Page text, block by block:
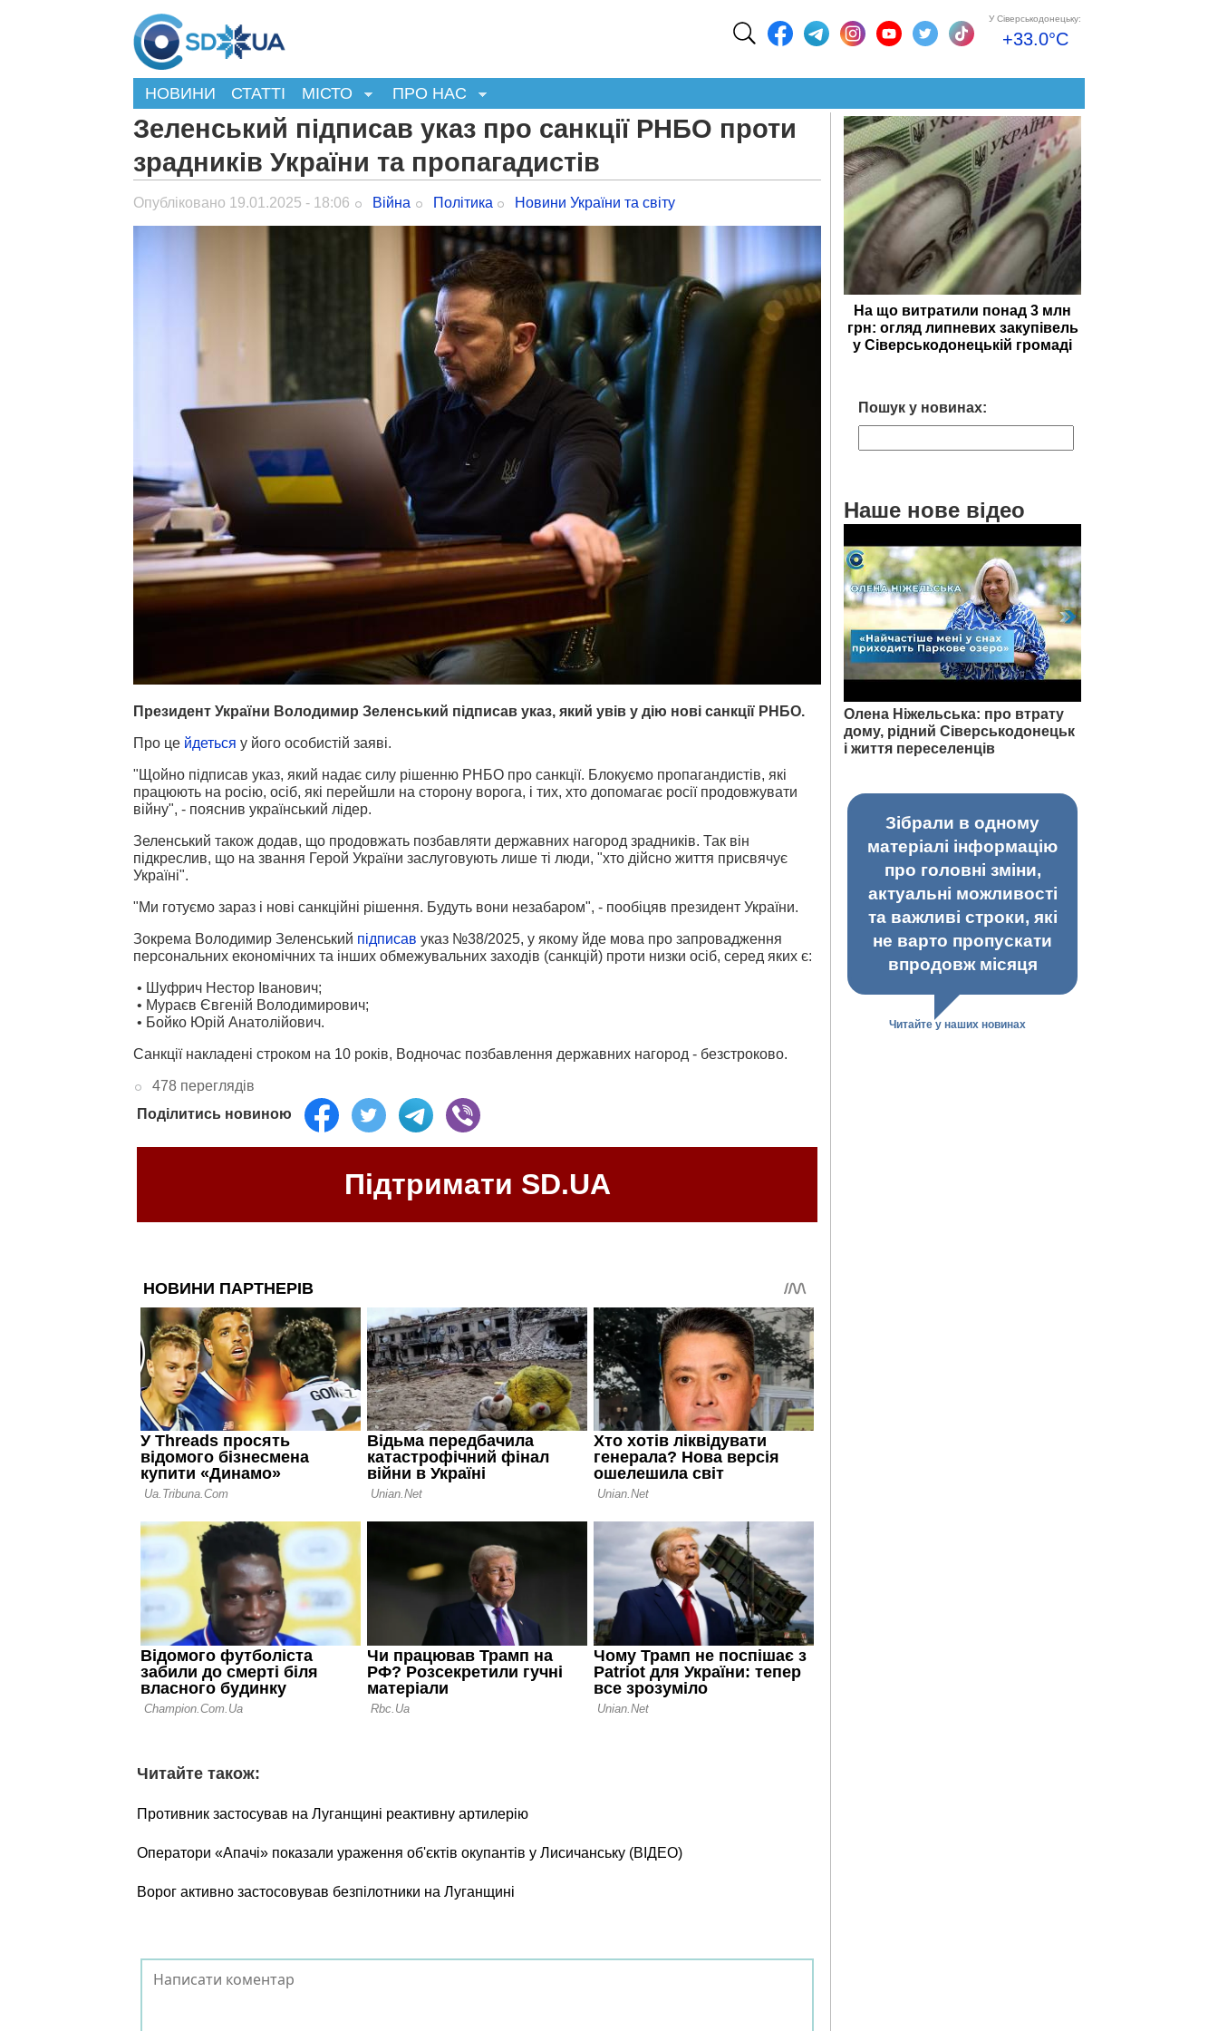
У Сіверськодонецьку:
+33.0°C
НОВИНИ СТАТТІ МІСТО ПРО НАС
Зеленський підписав указ про санкції РНБО проти
зрадників України та пропагадистів
Опубліковано 19.01.2025 - 18:06 Війна Політика Новини України та світу
Президент України Володимир Зеленський підписав указ, який увів у дію нові санкції РНБО.
Про це йдеться у його особистій заяві.
"Щойно підписав указ, який надає силу рішенню РНБО про санкції. Блокуємо пропагандистів, які
працюють на росію, осіб, які перейшли на сторону ворога, і тих, хто допомагає росії продовжувати
війну", - пояснив український лідер.
Зеленський також додав, що продовжать позбавляти державних нагород зрадників. Так він
підкреслив, що на звання Герой України заслуговують лише ті люди, "хто дійсно життя присвячує
Україні".
"Ми готуємо зараз і нові санкційні рішення. Будуть вони незабаром", - пообіцяв президент України.
Зокрема Володимир Зеленський підписав указ №38/2025, у якому йде мова про запровадження
персональних економічних та інших обмежувальних заходів (санкцій) проти низки осіб, серед яких є:
• Шуфрич Нестор Іванович;
• Мураєв Євгеній Володимирович;
• Бойко Юрій Анатолійович.
Санкції накладені строком на 10 років, Водночас позбавлення державних нагород - безстроково.
478 переглядів
Поділитись новиною
Підтримати SD.UA
Читайте також:
Противник застосував на Луганщині реактивну артилерію
Оператори «Апачі» показали ураження об'єктів окупантів у Лисичанську (ВІДЕО)
Ворог активно застосовував безпілотники на Луганщині
На що витратили понад 3 млн
грн: огляд липневих закупівель
у Сіверськодонецькій громаді
Пошук у новинах:
Наше нове відео
Олена Ніжельська: про втрату
дому, рідний Сіверськодонецьк
і життя переселенців
Зібрали в одному
матеріалі інформацію
про головні зміни,
актуальні можливості
та важливі строки, які
не варто пропускати
впродовж місяця
Читайте у наших новинах